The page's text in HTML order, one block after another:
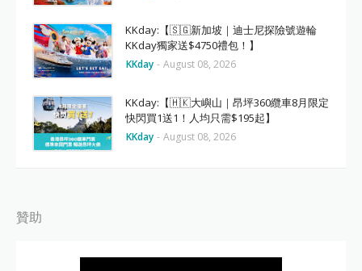
KKday:【🇸🇬新加坡｜迪士尼探險號遊輪
KKday獨家送$4750禮包！】
KKday - August 08, 2026
KKday:【🇭🇰大嶼山｜昂坪360纜車8月限定
快閃買1送1！人均只需$195起】
KKday - August 08, 2026
贊助